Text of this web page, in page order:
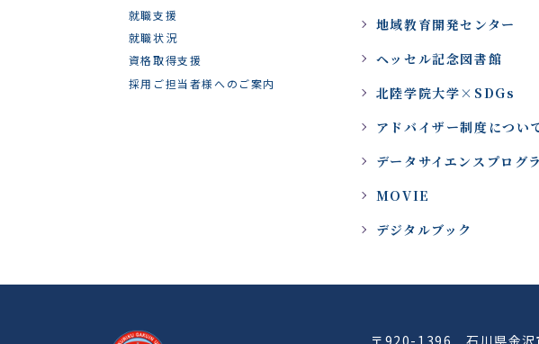
就職支援
就職状況
資格取得支援
採用ご担当者様へのご案内
地域教育開発センター
ヘッセル記念図書館
北陸学院大学×SDGs
アドバイザー制度につい
データサイエンスプログ
MOVIE
デジタルブック
〒920-1396 石川県金沢